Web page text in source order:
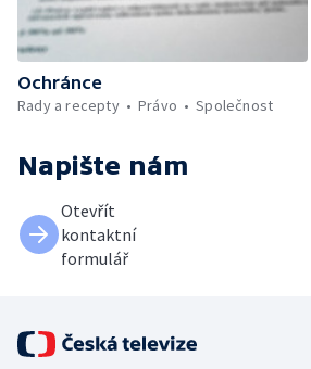
Ochránce
Rady a recepty
Právo Společnost
Napište nám
Otevřít
kontaktní
formulář